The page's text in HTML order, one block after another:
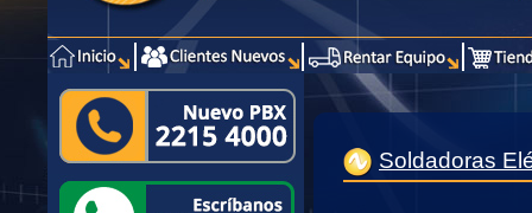
Soldadoras